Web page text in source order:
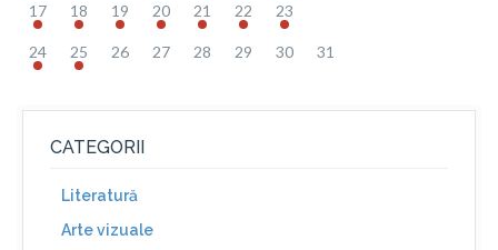
17 18 19 20 21 22 23
24 25 26 27 28 29 30 31
CATEGORII
Literatură
Arte vizuale